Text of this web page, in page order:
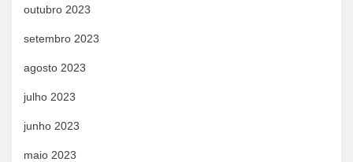
outubro 2023
setembro 2023
agosto 2023
julho 2023
junho 2023
maio 2023